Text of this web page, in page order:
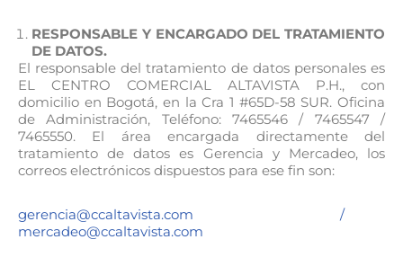
RESPONSABLE Y ENCARGADO DEL TRATAMIENTO
DE DATOS.
El responsable del tratamiento de datos personales es
EL CENTRO COMERCIAL ALTAVISTA P.H., con
domicilio en Bogotá, en la Cra 1 #65D-58 SUR. Oficina
de Administración, Teléfono: 7465546 / 7465547 /
7465550. El área encargada directamente del
tratamiento de datos es Gerencia y Mercadeo, los
correos electrónicos dispuestos para ese fin son:
gerencia@ccaltavista.com /
mercadeo@ccaltavista.com